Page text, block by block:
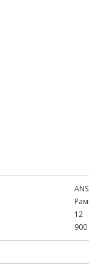
12
900